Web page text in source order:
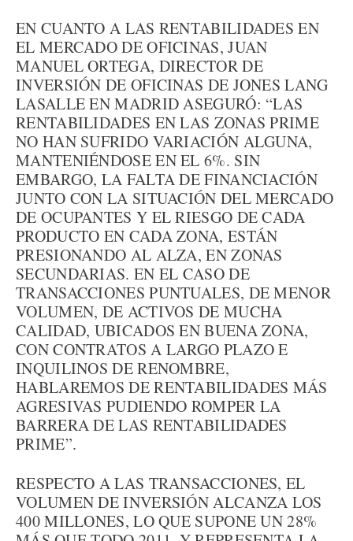
EN CUANTO A LAS RENTABILIDADES EN
EL MERCADO DE OFICINAS, JUAN
MANUEL ORTEGA, DIRECTOR DE
INVERSIÓN DE OFICINAS DE JONES LANG
LASALLE EN MADRID ASEGURÓ: “LAS
RENTABILIDADES EN LAS ZONAS PRIME
NO HAN SUFRIDO VARIACIÓN ALGUNA,
MANTENIÉNDOSE EN EL 6%. SIN
EMBARGO, LA FALTA DE FINANCIACIÓN
JUNTO CON LA SITUACIÓN DEL MERCADO
DE OCUPANTES Y EL RIESGO DE CADA
PRODUCTO EN CADA ZONA, ESTÁN
PRESIONANDO AL ALZA, EN ZONAS
SECUNDARIAS. EN EL CASO DE
TRANSACCIONES PUNTUALES, DE MENOR
VOLUMEN, DE ACTIVOS DE MUCHA
CALIDAD, UBICADOS EN BUENA ZONA,
CON CONTRATOS A LARGO PLAZO E
INQUILINOS DE RENOMBRE,
HABLAREMOS DE RENTABILIDADES MÁS
AGRESIVAS PUDIENDO ROMPER LA
BARRERA DE LAS RENTABILIDADES
PRIME”.
RESPECTO A LAS TRANSACCIONES, EL
VOLUMEN DE INVERSIÓN ALCANZA LOS
400 MILLONES, LO QUE SUPONE UN 28%